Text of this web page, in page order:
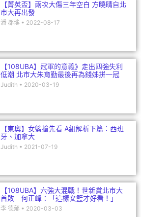
【菁英盃】兩次大傷三年空白 方曉晴自北
市大再出發
潘 郡瑤 2022-08-17
【108UBA】冠軍的意義》走出四強失利
低潮 北市大朱育勤最後再為錢姊拼一冠
Judith 2020-03-19
【東奧】女籃搶先看 A組解析下篇：西班
牙、加拿大
Judith 2021-07-19
【108UBA】六強大混戰！世新賞北市大
首敗 何正峰：「這樣女籃才好看！」
李 德郁 2020-03-03